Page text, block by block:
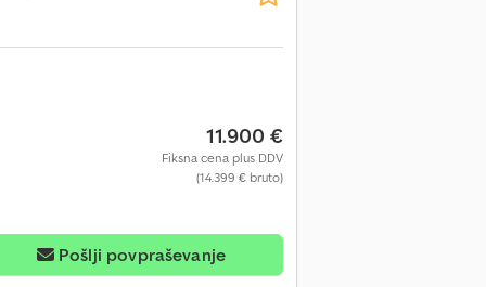
11.900 €
Fiksna cena plus DDV
(14.399 € bruto)
Pošlji povpraševanje